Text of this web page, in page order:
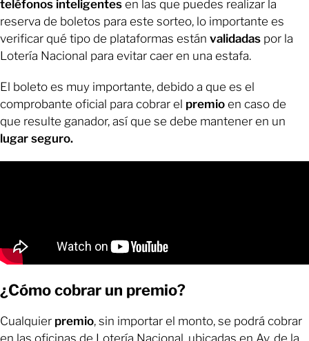
teléfonos inteligentes en las que puedes realizar la
reserva de boletos para este sorteo, lo importante es
verificar qué tipo de plataformas están validadas por la
Lotería Nacional para evitar caer en una estafa.
El boleto es muy importante, debido a que es el
comprobante oficial para cobrar el premio en caso de
que resulte ganador, así que se debe mantener en un
lugar seguro.
¿Cómo cobrar un premio?
Cualquier premio, sin importar el monto, se podrá cobrar